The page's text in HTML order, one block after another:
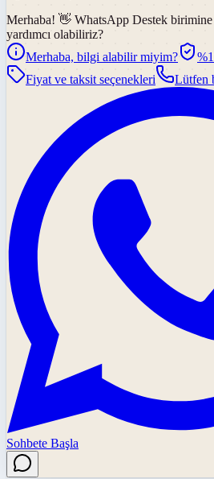
Merhaba! 👋 WhatsApp Destek birimine
yardımcı olabiliriz?
Merhaba, bilgi alabilir miyim?
Fiyat ve taksit seçenekleri
Lütfen
Sohbete Başla